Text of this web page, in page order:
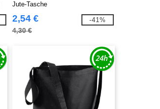
Jute-Tasche
2,54 €
4,30 €
-41%